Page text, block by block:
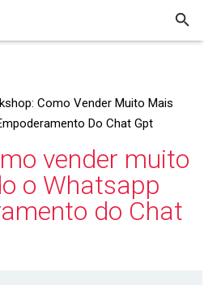
Como Vender Muito Mais
Do Chat Gpt
vender muito
o Whatsapp
do Chat